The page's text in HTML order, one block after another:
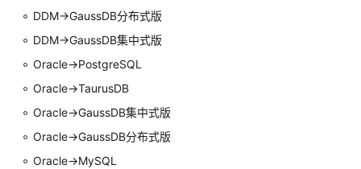
向
步
管
理
DDM->GaussDB分布式版
DDM->GaussDB集中式版
Oracle->PostgreSQL
Oracle->TaurusDB
Oracle->GaussDB集中式版
Oracle->GaussDB分布式版
Oracle->MySQL